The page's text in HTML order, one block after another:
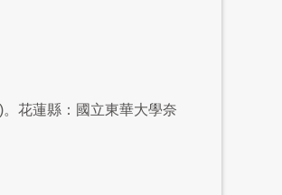
花蓮縣：國立東華大學奈